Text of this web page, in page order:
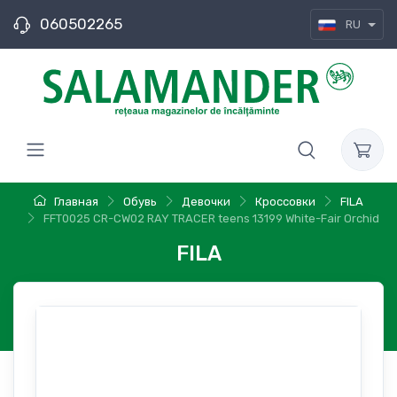
060502265 RU
Главная Обувь Девочки Кроссовки
FILA
FFT0025 CR-CW02 RAY TRACER teens 13199 White-Fair Orchid
FILA